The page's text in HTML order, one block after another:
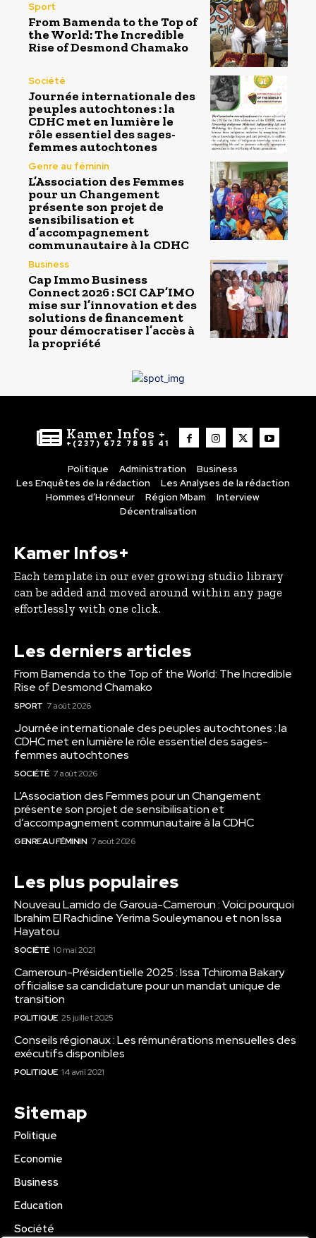
Sport
From Bamenda to the Top of
the World: The Incredible
Rise of Desmond Chamako
Société
Journée internationale des
peuples autochtones : la
CDHC met en lumière le
rôle essentiel des sages-
femmes autochtones
Genre au féminin
L’Association des Femmes
pour un Changement
présente son projet de
sensibilisation et
d’accompagnement
communautaire à la CDHC
Business
Cap Immo Business
Connect 2026 : SCI CAP’IMO
mise sur l’innovation et des
solutions de financement
pour démocratiser l’accès à
la propriété
Kamer Infos +
+(237) 672 78 85 41
Politique Administration
Business
Les Enquêtes de la rédaction
Les Analyses de la rédaction
Hommes d’Honneur
Région Mbam
Interview
Décentralisation
Kamer Infos+
Each template in our ever growing studio library
can be added and moved around within any page
effortlessly with one click.
Les derniers articles
From Bamenda to the Top of the World: The Incredible
Rise of Desmond Chamako
SPORT 7 août 2026
Journée internationale des peuples autochtones : la
CDHC met en lumière le rôle essentiel des sages-
femmes autochtones
SOCIÉTÉ 7 août 2026
L’Association des Femmes pour un Changement
présente son projet de sensibilisation et
d’accompagnement communautaire à la CDHC
GENRE AU FÉMININ 7 août 2026
Les plus populaires
Nouveau Lamido de Garoua-Cameroun : Voici pourquoi
Ibrahim El Rachidine Yerima Souleymanou et non Issa
Hayatou
SOCIÉTÉ 10 mai 2021
Cameroun-Présidentielle 2025 : Issa Tchiroma Bakary
officialise sa candidature pour un mandat unique de
transition
POLITIQUE 25 juillet 2025
Conseils régionaux : Les rémunérations mensuelles des
exécutifs disponibles
POLITIQUE 14 avril 2021
Sitemap
Politique
Economie
Business
Education
Société